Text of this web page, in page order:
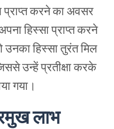
प्राप्त करने का अवसर
हिस्सा प्राप्त करने
हिस्सा तुरंत मिल
उन्हें प्रतीक्षा करके
गया।
लाभ